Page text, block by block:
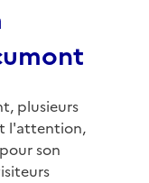
plusieurs
l'attention,
son